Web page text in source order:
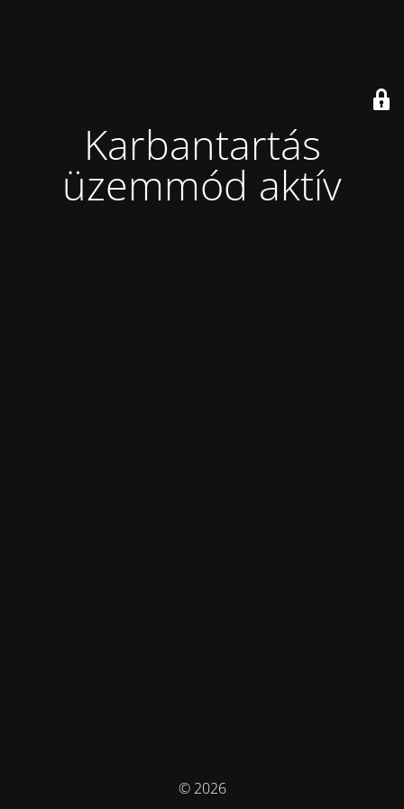
Karbantartás
üzemmód aktív
© 2026